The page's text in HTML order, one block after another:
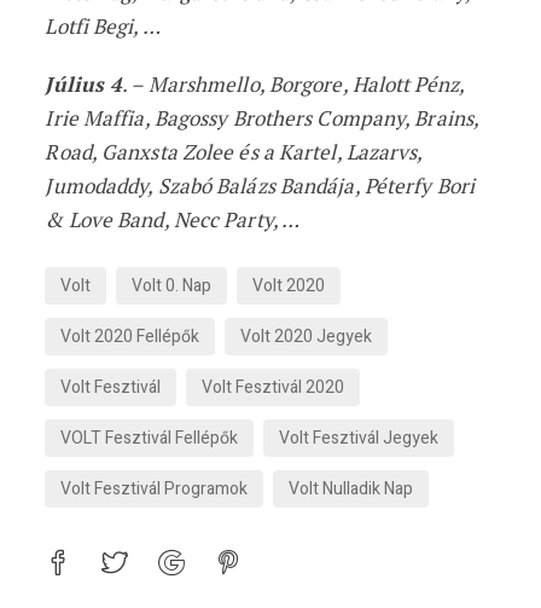
Lotfi Begi, …
Július 4. – Marshmello, Borgore, Halott Pénz,
Irie Maffia, Bagossy Brothers Company, Brains,
Road, Ganxsta Zolee és a Kartel, Lazarvs,
Jumodaddy, Szabó Balázs Bandája, Péterfy Bori
& Love Band, Necc Party, …
Volt Volt 0. Nap
Volt 2020
Volt 2020 Fellépők
Volt 2020 Jegyek
Volt Fesztivál
Volt Fesztivál 2020
VOLT Fesztivál Fellépők
Volt Fesztivál Jegyek
Volt Fesztivál Programok
Volt Nulladik Nap